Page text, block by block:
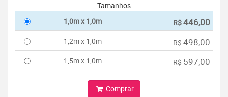
Tamanhos
1,0m x 1,0m
R$446,00
1,2m x 1,0m R$ 498,00
1,5m x 1,0m R$ 597,00
Comprar